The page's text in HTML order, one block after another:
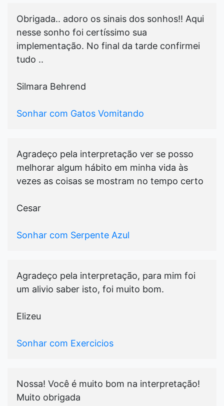
Obrigada.. adoro os sinais dos sonhos!! Aqui
nesse sonho foi certíssimo sua
implementação. No final da tarde confirmei
tudo ..
Silmara Behrend
Sonhar com Gatos Vomitando
Agradeço pela interpretação ver se posso
melhorar algum hábito em minha vida às
vezes as coisas se mostram no tempo certo
Cesar
Sonhar com Serpente Azul
Agradeço pela interpretação, para mim foi
um alivio saber isto, foi muito bom.
Elizeu
Sonhar com Exercicios
Nossa! Você é muito bom na interpretação!
Muito obrigada